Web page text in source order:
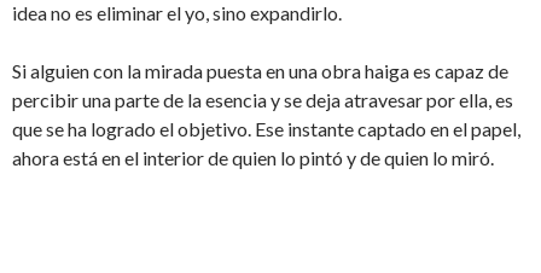
idea no es eliminar el yo, sino expandirlo.
Si alguien con la mirada puesta en una obra haiga es capaz de
percibir una parte de la esencia y se deja atravesar por ella, es
que se ha logrado el objetivo. Ese instante captado en el papel,
ahora está en el interior de quien lo pintó y de quien lo miró.